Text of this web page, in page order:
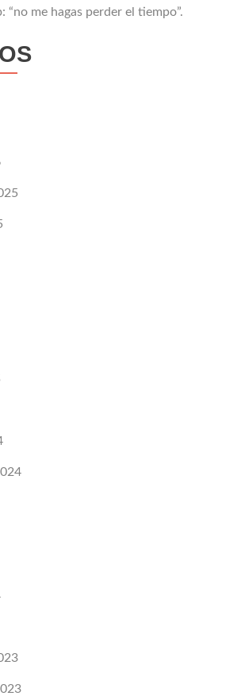
“no me hagas perder el tiempo”.